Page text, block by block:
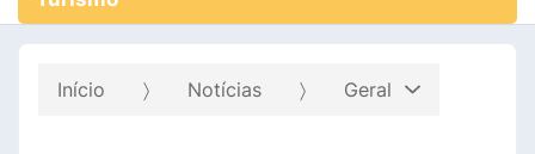
Início Notícias Geral